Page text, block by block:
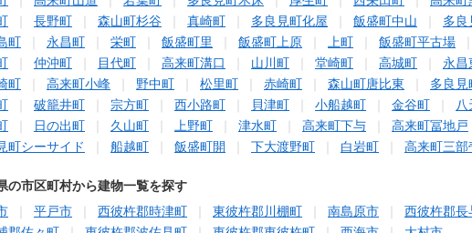
長野町 森山町杉谷 真崎町 多良見町化屋 飯盛町中山 多良
町
永昌町 栄町 飯盛町里 飯盛町上原 上町 飯盛町平古場
仲沖町 目代町 高来町溝口 山川町 堂崎町 高城町 永昌
町
高来町小峰 野中町 松里町 赤崎町 森山町唐比東 多良見
破籠井町 宗方町 西小路町 貝津町 小船越町 金谷町 八
日の出町 久山町 上野町 津水町 高来町下与 高来町冨地戸
町シーサイド
船越町 飯盛町開 下大渡野町 白岩町 高来町三部
の市区町村から建物一覧を探す
平戸市 西彼杵郡時津町 東彼杵郡川棚町 南島原市 西彼杵郡長